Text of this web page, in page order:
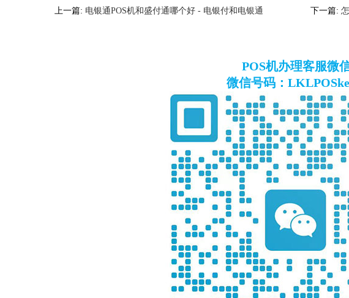
上一篇: 电银通POS机和盛付通哪个好 - 电银付和电银通 下一篇:
POS机办理客服微
微信号码：